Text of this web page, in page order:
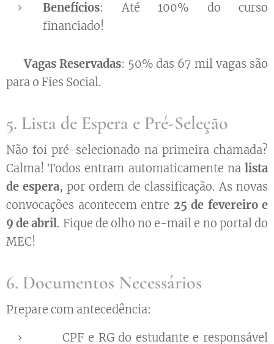
Benefícios: Até 100% do curso
financiado!
📊Vagas Reservadas: 50% das 67 mil vagas são
para o Fies Social.
5. Lista de Espera e Pré-Seleção
Não foi pré-selecionado na primeira chamada?
Calma! Todos entram automaticamente na lista
de espera, por ordem de classificação. As novas
convocações acontecem entre 25 de fevereiro e
9 de abril. Fique de olho no e-mail e no portal do
MEC!
6. Documentos Necessários
Prepare com antecedência:
📑 CPF e RG do estudante e responsável